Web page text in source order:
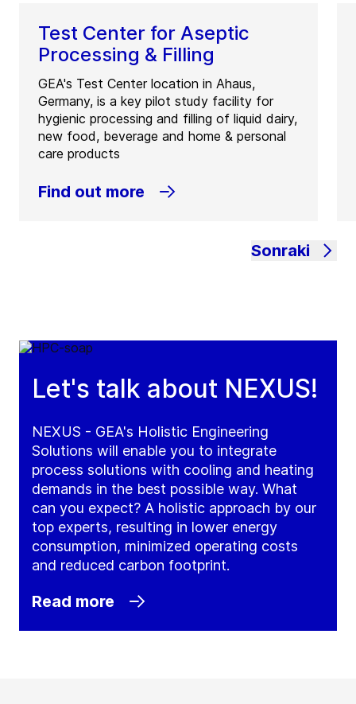
Test Center for Aseptic
Processing & Filling
GEA's Test Center location in Ahaus,
Germany, is a key pilot study facility for
hygienic processing and filling of liquid dairy,
new food, beverage and home & personal
care products
Find out more
Sonraki
Let's talk about NEXUS!
NEXUS - GEA's Holistic Engineering
Solutions will enable you to integrate
process solutions with cooling and heating
demands in the best possible way. What
can you expect? A holistic approach by our
top experts, resulting in lower energy
consumption, minimized operating costs
and reduced carbon footprint.
Read more